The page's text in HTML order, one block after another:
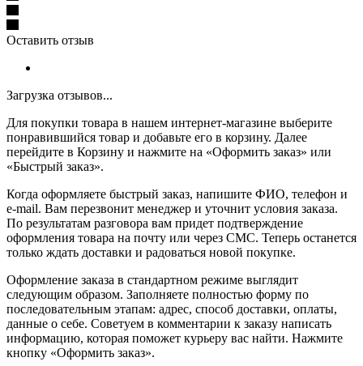
Оставить отзыв
Загрузка отзывов...
Для покупки товара в нашем интернет-магазине выберите
понравившийся товар и добавьте его в корзину. Далее
перейдите в Корзину и нажмите на «Оформить заказ» или
«Быстрый заказ».
Когда оформляете быстрый заказ, напишите ФИО, телефон и
e-mail. Вам перезвонит менеджер и уточнит условия заказа.
По результатам разговора вам придет подтверждение
оформления товара на почту или через СМС. Теперь останется
только ждать доставки и радоваться новой покупке.
Оформление заказа в стандартном режиме выглядит
следующим образом. Заполняете полностью форму по
последовательным этапам: адрес, способ доставки, оплаты,
данные о себе. Советуем в комментарии к заказу написать
информацию, которая поможет курьеру вас найти. Нажмите
кнопку «Оформить заказ».